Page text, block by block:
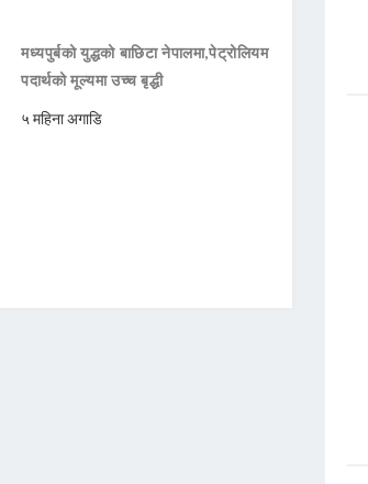
मध्यपुर्बको युद्धको बाछिटा नेपालमा,पेट्रोलियम
पदार्थको मूल्यमा उच्च बृद्धी
५ महिना अगाडि